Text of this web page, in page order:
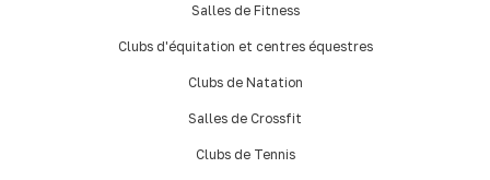
Salles de Fitness
Clubs d'équitation et centres équestres
Clubs de Natation
Salles de Crossfit
Clubs de Tennis